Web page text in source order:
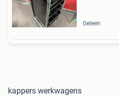
Geleen
kappers werkwagens